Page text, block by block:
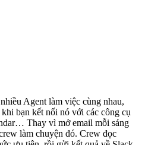
dẫn xây dựng hệ thống Multi-
tạo AI worker chuyên biệt
Agent làm việc cùng nhau,
bạn kết nối nó với các công cụ
Thay vì mở email mỗi sáng
làm chuyện đó. Crew đọc